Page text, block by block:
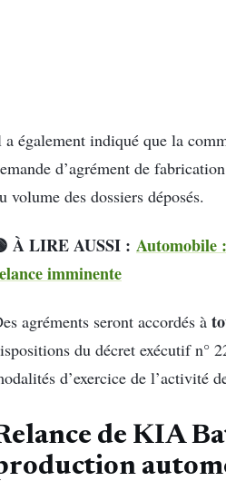
également indiqué que la
d’agrément de
volume des dossiers déposés.
À LIRE AUSSI : Automobile
imminente
agréments seront accordés à
du décret exécutif n°
d’exercice de l’activité
de KIA